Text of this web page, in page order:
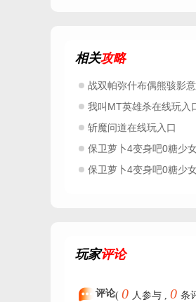
相关攻略
战双帕弥什布偶熊骇影
我叫MT英雄杀在线玩入
斩魔问道在线玩入口
保卫萝卜4变身吧0糖少
保卫萝卜4变身吧0糖少
玩家评论
评论( 0 人参与 , 0 条